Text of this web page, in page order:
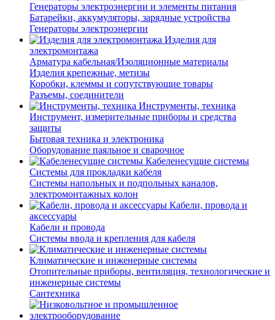
Генераторы электроэнергии и элементы питания
Батарейки, аккумуляторы, зарядные устройства
Генераторы электроэнергии
Изделия для
электромонтажа
Арматура кабельная/Изоляционные материалы
Изделия крепежные, метизы
Коробки, клеммы и сопутствующие товары
Разъемы, соединители
Инструменты, техника
Инструмент, измерительные приборы и средства
защиты
Бытовая техника и электроника
Оборудование паяльное и сварочное
Кабеленесущие системы
Системы для прокладки кабеля
Системы напольных и подпольных каналов,
электромонтажных колон
Кабели, провода и
аксессуары
Кабели и провода
Системы ввода и крепления для кабеля
Климатические и инженерные системы
Отопительные приборы, вентиляция, технологические и
инженерные системы
Сантехника